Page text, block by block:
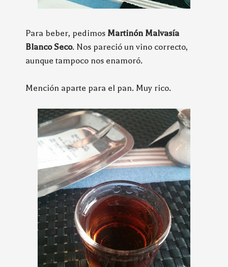
Para beber, pedimos Martinón Malvasía
Blanco Seco. Nos pareció un vino correcto,
aunque tampoco nos enamoró.
Mención aparte para el pan. Muy rico.